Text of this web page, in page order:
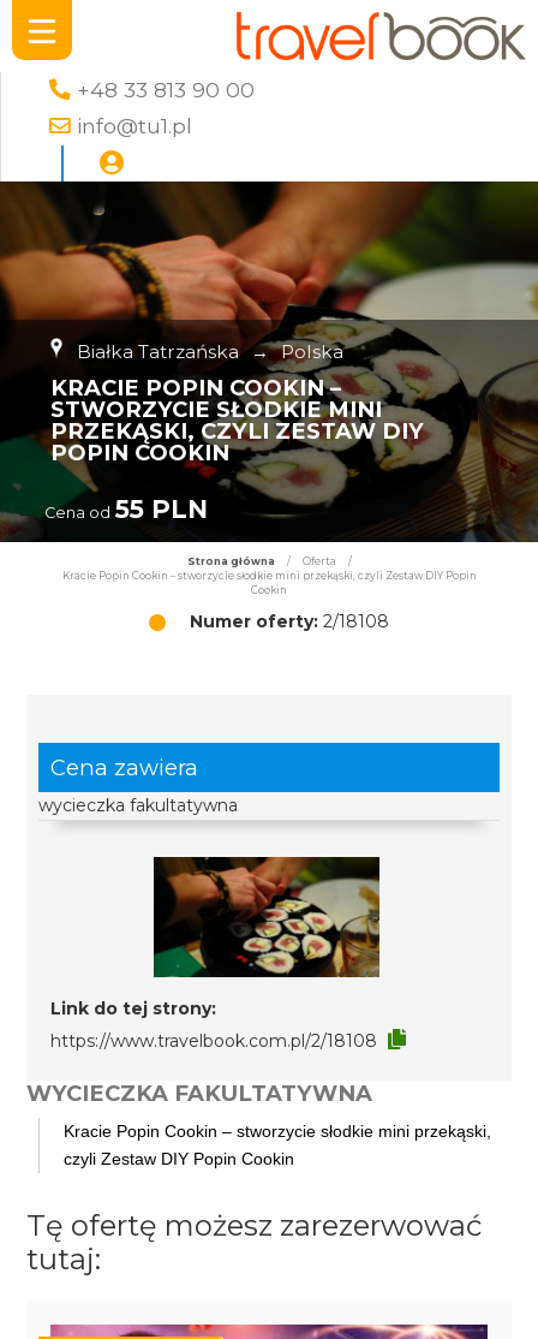
+48 33 813 90 00
info@tu1.pl
Białka Tatrzańska → Polska
KRACIE POPIN COOKIN –
STWORZYCIE SŁODKIE MINI
PRZEKĄSKI, CZYLI ZESTAW DIY
POPIN COOKIN
Cena od 55 PLN
Strona główna / Oferta
/
Kracie Popin Cookin – stworzycie słodkie mini przekąski, czyli Zestaw DIY Popin
Cookin
Numer oferty: 2/18108
Cena zawiera
wycieczka fakultatywna
Link do tej strony:
https://www.travelbook.com.pl/2/18108
WYCIECZKA FAKULTATYWNA
Kracie Popin Cookin – stworzycie słodkie mini przekąski,
czyli Zestaw DIY Popin Cookin
Tę ofertę możesz zarezerwować
tutaj: